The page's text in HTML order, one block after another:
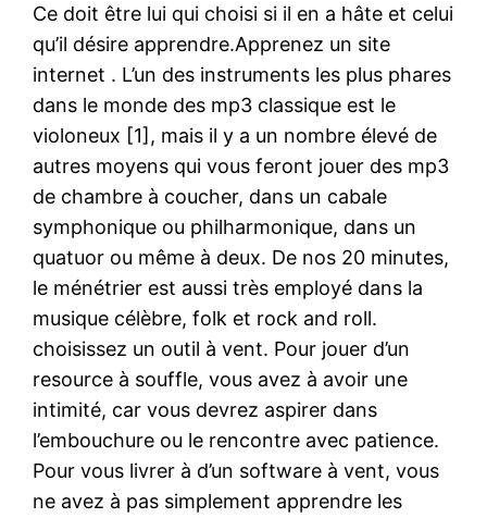
Ce doit être lui qui choisi si il en a hâte et celui
qu’il désire apprendre.Apprenez un site
internet . L’un des instruments les plus phares
dans le monde des mp3 classique est le
violoneux [1], mais il y a un nombre élevé de
autres moyens qui vous feront jouer des mp3
de chambre à coucher, dans un cabale
symphonique ou philharmonique, dans un
quatuor ou même à deux. De nos 20 minutes,
le ménétrier est aussi très employé dans la
musique célèbre, folk et rock and roll.
choisissez un outil à vent. Pour jouer d’un
resource à souffle, vous avez à avoir une
intimité, car vous devrez aspirer dans
l’embouchure ou le rencontre avec patience.
Pour vous livrer à d’un software à vent, vous
ne avez à pas simplement apprendre les